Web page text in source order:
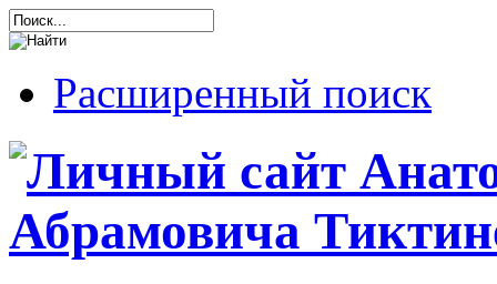
Расширенный поиск